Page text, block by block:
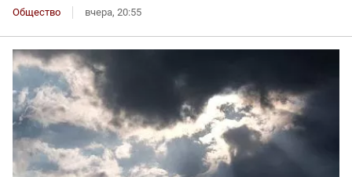
Общество вчера, 20:55